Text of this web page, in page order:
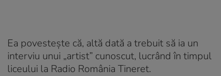
Ea povestește că, altă dată a trebuit să ia un
interviu unui „artist” cunoscut, lucrând în timpul
liceului la Radio România Tineret.